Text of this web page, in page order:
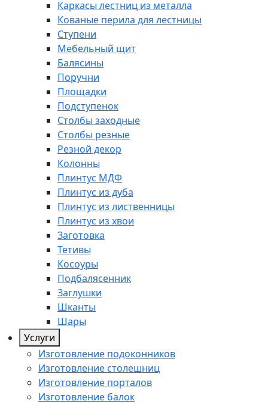
Каркасы лестниц из металла
Кованые перила для лестницы
Ступени
Мебельный щит
Балясины
Поручни
Площадки
Подступенок
Столбы заходные
Столбы резные
Резной декор
Колонны
Плинтус МДФ
Плинтус из дуба
Плинтус из лиственницы
Плинтус из хвои
Заготовка
Тетивы
Косоуры
Подбалясенник
Заглушки
Шканты
Шары
Услуги
Изготовление подоконников
Изготовление столешниц
Изготовление порталов
Изготовление балок